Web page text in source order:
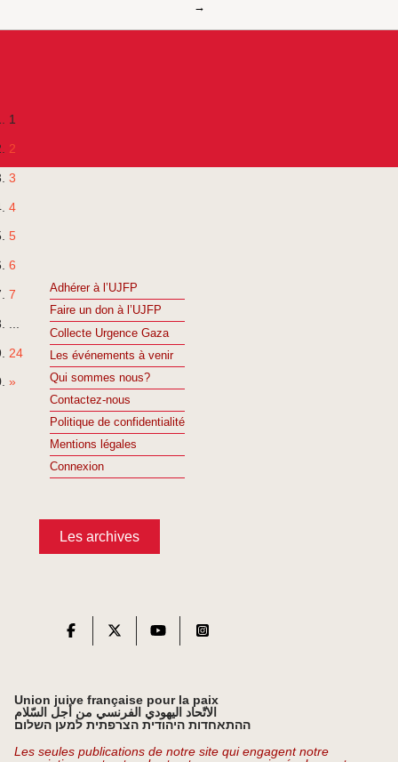
1
2
3
4
5
6
7
24
»
Adhérer à l’UJFP
Faire un don à l’UJFP
Collecte Urgence Gaza
Les événements à venir
Qui sommes nous?
Contactez-nous
Politique de confidentialité
Mentions légales
Connexion
Les archives
Union juive française pour la paix
الاتّحاد اليهودي الفرنسي من أجل السّلام
ההתאחדות היהודית הצרפתית למען השלום
Les seules publications de notre site qui engagent notre